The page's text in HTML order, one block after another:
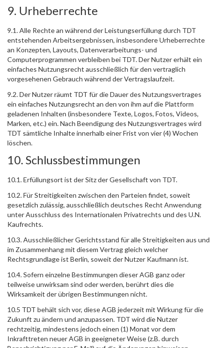
9. Urheberrechte
9.1. Alle Rechte an während der Leistungserfüllung durch TDT
entstehenden Arbeitsergebnissen, insbesondere Urheberrechte
an Konzepten, Layouts, Datenverarbeitungs- und
Computerprogrammen verbleiben bei TDT. Der Nutzer erhält ein
einfaches Nutzungsrecht ausschließlich für den vertraglich
vorgesehenen Gebrauch während der Vertragslaufzeit.
9.2. Der Nutzer räumt TDT für die Dauer des Nutzungsvertrages
ein einfaches Nutzungsrecht an den von ihm auf die Plattform
geladenen Inhalten (insbesondere Texte, Logos, Fotos, Videos,
Marken, etc.) ein. Nach Beendigung des Nutzungsvertrages wird
TDT sämtliche Inhalte innerhalb einer Frist von vier (4) Wochen
löschen.
10. Schlussbestimmungen
10.1. Erfüllungsort ist der Sitz der Gesellschaft von TDT.
10.2. Für Streitigkeiten zwischen den Parteien findet, soweit
gesetzlich zulässig, ausschließlich deutsches Recht Anwendung
unter Ausschluss des Internationalen Privatrechts und des U.N.
Kaufrechts.
10.3. Ausschließlicher Gerichtsstand für alle Streitigkeiten aus und
im Zusammenhang mit diesem Vertrag gleich welcher
Rechtsgrundlage ist Berlin, soweit der Nutzer Kaufmann ist.
10.4. Sofern einzelne Bestimmungen dieser AGB ganz oder
teilweise unwirksam sind oder werden, berührt dies die
Wirksamkeit der übrigen Bestimmungen nicht.
10.5 TDT behält sich vor, diese AGB jederzeit mit Wirkung für die
Zukunft zu ändern und anzupassen. TDT wird die Nutzer
rechtzeitig, mindestens jedoch einen (1) Monat vor dem
Inkrafttreten neuer AGB in geeigneter Weise (z.B. durch